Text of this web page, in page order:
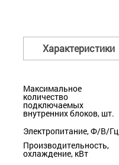
Характеристики
Максимальное
количество
подключаемых
внутренних блоков, шт.
Электропитание, Ф/В/Гц
Производительность,
охлаждение, кВт